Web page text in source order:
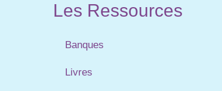
Les Ressources
Banques
Livres